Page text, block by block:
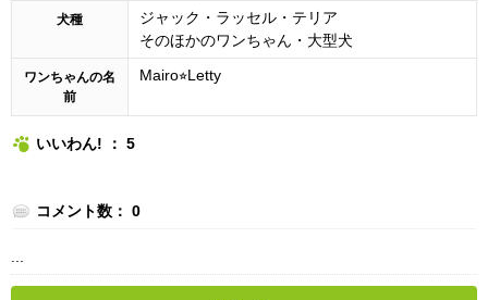
犬種
ジャック・ラッセル・テリア
そのほかのワンちゃん・大型犬
ワンちゃんの名
前
Mairo⭐︎Letty
いいわん! ： 5
コメント数： 0